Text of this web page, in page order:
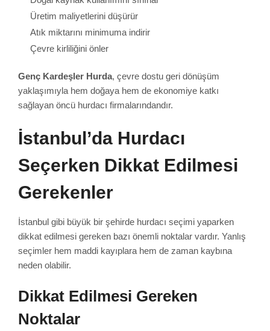
Üretim maliyetlerini düşürür
Atık miktarını minimuma indirir
Çevre kirliliğini önler
Genç Kardeşler Hurda, çevre dostu geri dönüşüm
yaklaşımıyla hem doğaya hem de ekonomiye katkı
sağlayan öncü hurdacı firmalarındandır.
İstanbul’da Hurdacı
Seçerken Dikkat Edilmesi
Gerekenler
İstanbul gibi büyük bir şehirde hurdacı seçimi yaparken
dikkat edilmesi gereken bazı önemli noktalar vardır. Yanlış
seçimler hem maddi kayıplara hem de zaman kaybına
neden olabilir.
Dikkat Edilmesi Gereken
Noktalar